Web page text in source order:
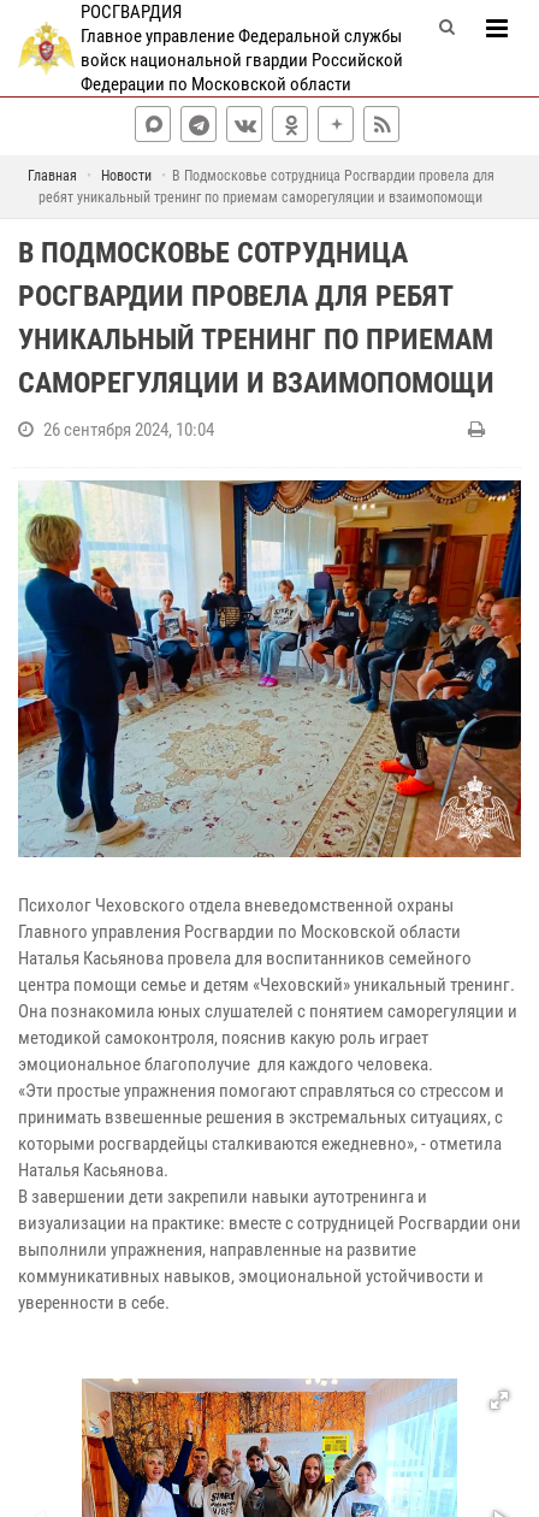
РОСГВАРДИЯ
Главное управление Федеральной службы
войск национальной гвардии Российской
Федерации по Московской области
Главная Новости
В Подмосковье сотрудница Росгвардии провела для
ребят уникальный тренинг по приемам саморегуляции и взаимопомощи
В ПОДМОСКОВЬЕ СОТРУДНИЦА
РОСГВАРДИИ ПРОВЕЛА ДЛЯ РЕБЯТ
УНИКАЛЬНЫЙ ТРЕНИНГ ПО ПРИЕМАМ
САМОРЕГУЛЯЦИИ И ВЗАИМОПОМОЩИ
26 сентября 2024, 10:04
Психолог Чеховского отдела вневедомственной охраны
Главного управления Росгвардии по Московской области
Наталья Касьянова провела для воспитанников семейного
центра помощи семье и детям «Чеховский» уникальный тренинг.
Она познакомила юных слушателей с понятием саморегуляции и
методикой самоконтроля, пояснив какую роль играет
эмоциональное благополучие для каждого человека.
«Эти простые упражнения помогают справляться со стрессом и
принимать взвешенные решения в экстремальных ситуациях, с
которыми росгвардейцы сталкиваются ежедневно», - отметила
Наталья Касьянова.
В завершении дети закрепили навыки аутотренинга и
визуализации на практике: вместе с сотрудницей Росгвардии они
выполнили упражнения, направленные на развитие
коммуникативных навыков, эмоциональной устойчивости и
уверенности в себе.